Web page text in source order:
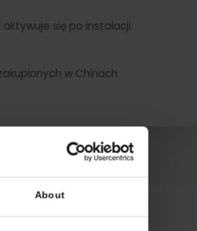
iPhone 12 Mini, iPhone SE 2020 i
aktywuje się po instalacji.
zakupionych w Chinach